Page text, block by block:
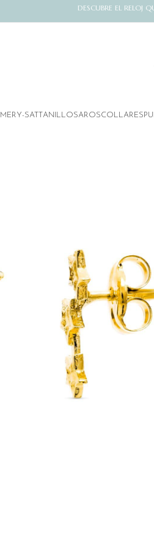
DESCUBRE EL RELOJ
MERY-SATTANILLOSAROSCOLLARES